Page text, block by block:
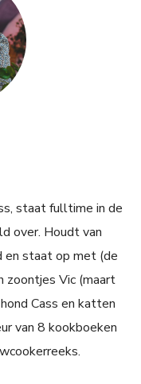
staat fulltime in de
over. Houdt van
en staat op met (de
zoontjes Vic (maart
Cass en katten
van 8 kookboeken